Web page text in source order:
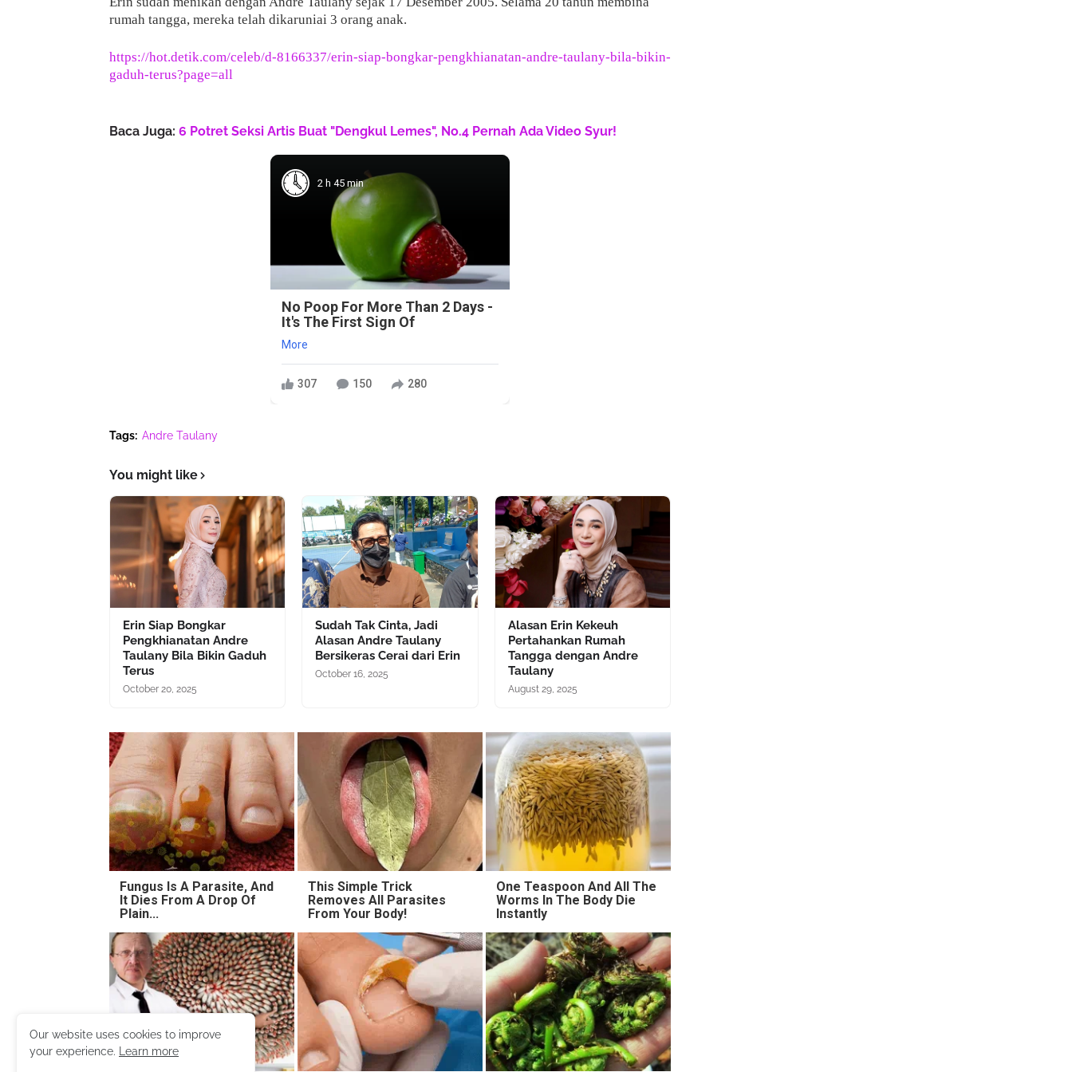
rumah tangga, mereka telah dikaruniai 3 orang anak.
https://hot.detik.com/celeb/d-8166337/erin-siap-bongkar-pengkhianatan-andre-taulany-bila-bikin-
gaduh-terus?page=all
Baca Juga: 6 Potret Seksi Artis Buat "Dengkul Lemes", No.4 Pernah Ada Video Syur!
2 h 45 min
No Poop For More Than 2 Days -
It's The First Sign Of
More
307 150 280
Tags: Andre Taulany
You might like
Erin Siap Bongkar
Pengkhianatan Andre
Taulany Bila Bikin Gaduh
Terus
October 20, 2025
Sudah Tak Cinta, Jadi
Alasan Andre Taulany
Bersikeras Cerai dari Erin
October 16, 2025
Alasan Erin Kekeuh
Pertahankan Rumah
Tangga dengan Andre
Taulany
August 29, 2025
Fungus Is A Parasite, And
It Dies From A Drop Of
Plain...
This Simple Trick
Removes All Parasites
From Your Body!
One Teaspoon And All The
Worms In The Body Die
Instantly
Our website uses cookies to improve
your experience.
Learn more